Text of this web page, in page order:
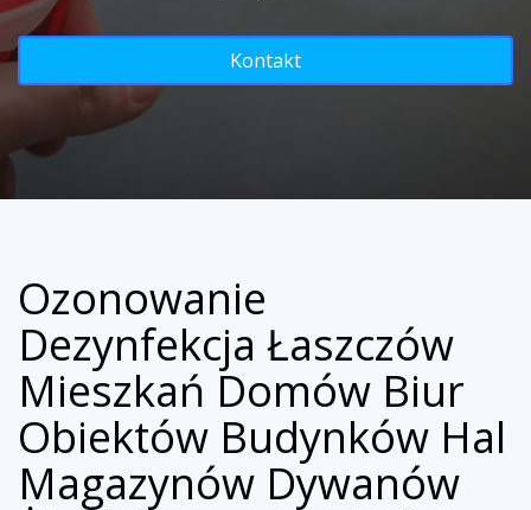
Kontakt
Ozonowanie
Dezynfekcja Łaszczów
Mieszkań Domów Biur
Obiektów Budynków Hal
Magazynów Dywanów